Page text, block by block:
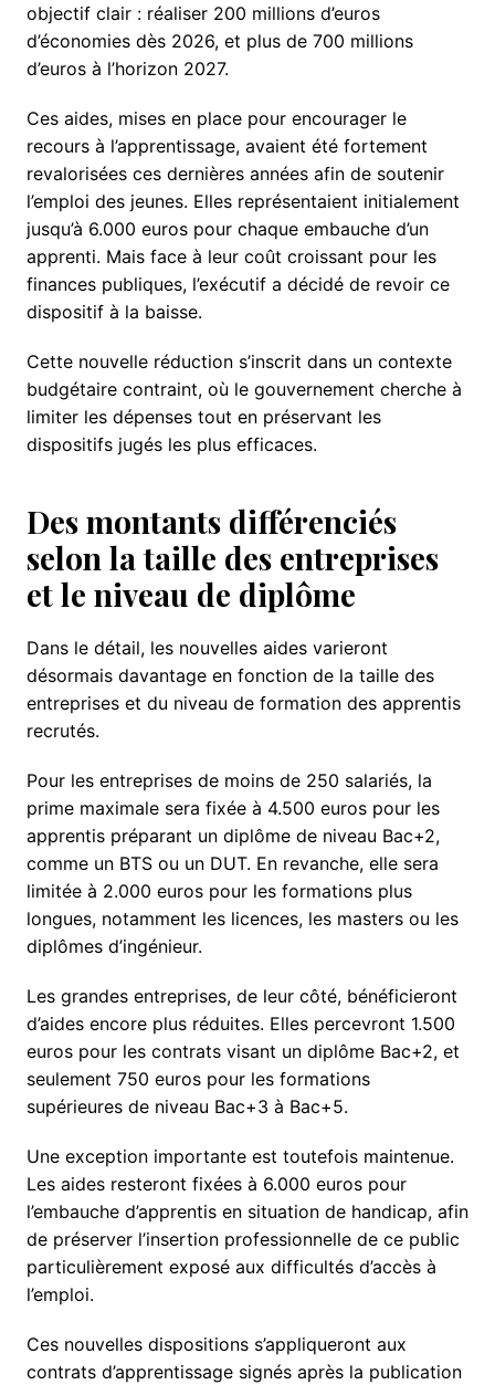
objectif clair : réaliser 200 millions d’euros
d’économies dès 2026, et plus de 700 millions
d’euros à l’horizon 2027.
Ces aides, mises en place pour encourager le
recours à l’apprentissage, avaient été fortement
revalorisées ces dernières années afin de soutenir
l’emploi des jeunes. Elles représentaient initialement
jusqu’à 6.000 euros pour chaque embauche d’un
apprenti. Mais face à leur coût croissant pour les
finances publiques, l’exécutif a décidé de revoir ce
dispositif à la baisse.
Cette nouvelle réduction s’inscrit dans un contexte
budgétaire contraint, où le gouvernement cherche à
limiter les dépenses tout en préservant les
dispositifs jugés les plus efficaces.
Des montants différenciés
selon la taille des entreprises
et le niveau de diplôme
Dans le détail, les nouvelles aides varieront
désormais davantage en fonction de la taille des
entreprises et du niveau de formation des apprentis
recrutés.
Pour les entreprises de moins de 250 salariés, la
prime maximale sera fixée à 4.500 euros pour les
apprentis préparant un diplôme de niveau Bac+2,
comme un BTS ou un DUT. En revanche, elle sera
limitée à 2.000 euros pour les formations plus
longues, notamment les licences, les masters ou les
diplômes d’ingénieur.
Les grandes entreprises, de leur côté, bénéficieront
d’aides encore plus réduites. Elles percevront 1.500
euros pour les contrats visant un diplôme Bac+2, et
seulement 750 euros pour les formations
supérieures de niveau Bac+3 à Bac+5.
Une exception importante est toutefois maintenue.
Les aides resteront fixées à 6.000 euros pour
l’embauche d’apprentis en situation de handicap, afin
de préserver l’insertion professionnelle de ce public
particulièrement exposé aux difficultés d’accès à
l’emploi.
Ces nouvelles dispositions s’appliqueront aux
contrats d’apprentissage signés après la publication